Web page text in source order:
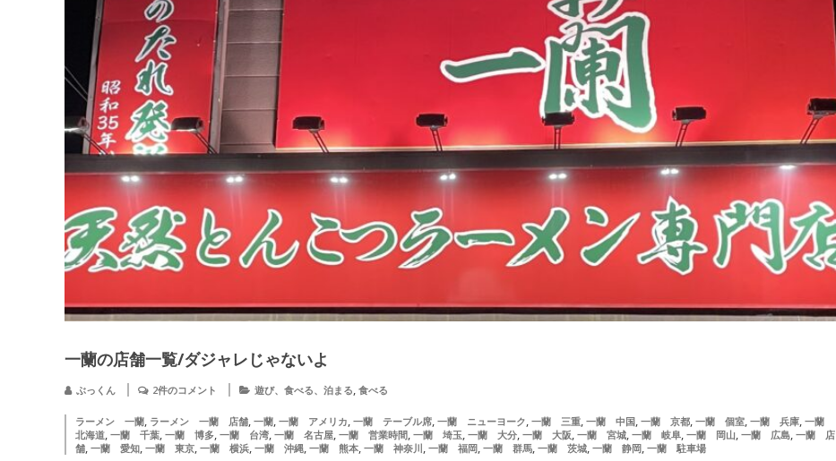
一蘭の店舗一覧/ダジャレじゃないよ
ぶっくん 2件のコメント 遊び、食べる、泊まる, 食べる
ラーメン 一蘭, ラーメン 一蘭 店舗, 一蘭, 一蘭 アメリカ, 一蘭 テーブル席, 一蘭 ニューヨーク, 一蘭 三重, 一蘭 中国, 一蘭 京都, 一蘭 個室, 一蘭 兵庫, 一蘭
北海道, 一蘭 千葉, 一蘭 博多, 一蘭 台湾, 一蘭 名古屋, 一蘭 営業時間, 一蘭 埼玉, 一蘭 大分, 一蘭 大阪, 一蘭 宮城, 一蘭 岐阜, 一蘭 岡山, 一蘭 広島, 一蘭 店
舗, 一蘭 愛知, 一蘭 東京, 一蘭 横浜, 一蘭 沖縄, 一蘭 熊本, 一蘭 神奈川, 一蘭 福岡, 一蘭 群馬, 一蘭 茨城, 一蘭 静岡, 一蘭 駐車場